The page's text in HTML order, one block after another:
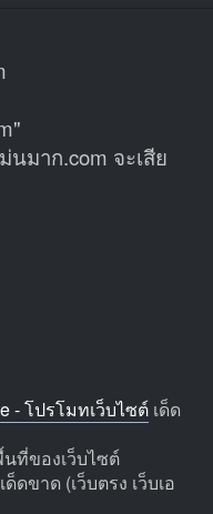
มาก.com จะเสีย
- โปรโมทเว็บไซต์เด็ด
ที่ของเว็บไซต์
ขาด (เว็บตรง เว็บเอ